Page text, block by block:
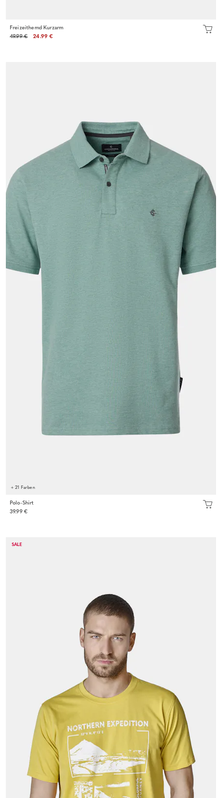
Freizeithemd Kurzarm
49.99 €
24.99 €
+ 21 Farben
Polo-Shirt
39.99 €
SALE